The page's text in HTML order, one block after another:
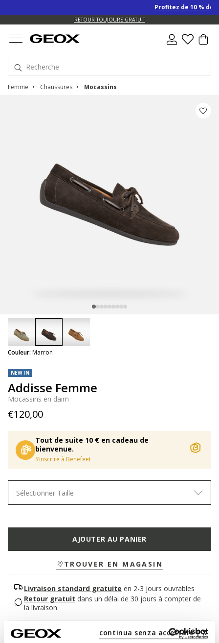
continua senza accettare | X
Profitez de 10 % de
RETOUR TOUJOURS GRATUIT
Femme Chaussures Mocassins
NEW IN
Addisse Femme
Mocassins en daim
€120,00
Tout de suite 10 € en cadeau de
bienvenue.
S’inscrire à Benefeet
Couleur: Marronselected
Sélectionner Taille
AJOUTER AU PANIER
TROUVER EN MAGASIN
Livraison standard gratuite en 2-3 jours ouvrables
Retour gratuit dans un délai de 30 jours à compter de
la livraison
Description